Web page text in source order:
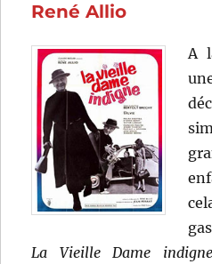
René Allio
A
La Vieille Dame indigne